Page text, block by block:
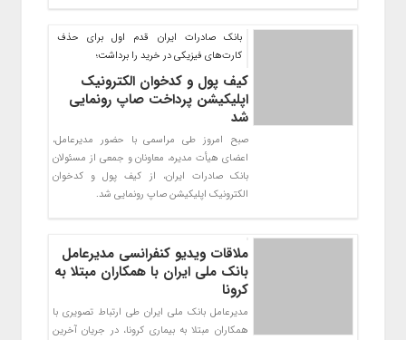
​بانک صادرات ایران قدم اول برای حذف
کارت‌های فیزیکی در خرید را برداشت؛
کیف پول و کدخوان الکترونیک
اپلیکیشن پرداخت صاپ رونمایی
شد
صبح امروز طی مراسمی با حضور مدیرعامل،
اعضای هیأت مدیره، معاونان و جمعی از مسئولان
بانک صادرات ایران، از کیف پول و کدخوان
الکترونیک اپلیکیشن صاپ رونمایی شد.
ملاقات ویدیو کنفرانسی مدیرعامل
بانک ملی ایران با همکاران مبتلا به
کرونا
مدیرعامل بانک ملی ایران طی ارتباط تصویری با
همکاران مبتلا به بیماری کرونا، در جریان آخرین